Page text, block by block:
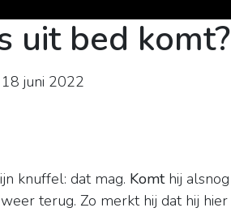
uit bed komt?
juni 2022
knuffel: dat mag. Komthij alsnog
terug. Zo merkt hij dat hij hier